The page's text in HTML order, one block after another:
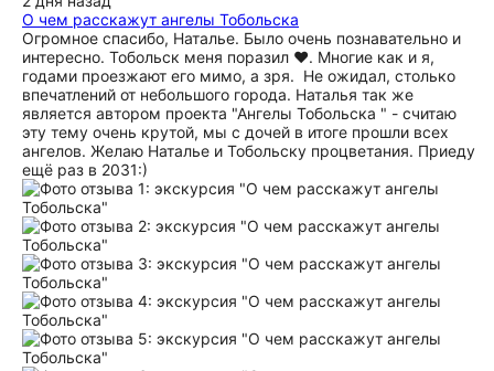
О чем расскажут ангелы Тобольска
Огромное спасибо, Наталье. Было очень познавательно и
интересно. Тобольск меня поразил ❤. Многие как и я,
годами проезжают его мимо, а зря. ️ Не ожидал, столько
впечатлений от небольшого города. Наталья так же
является автором проекта "Ангелы Тобольска " - считаю
эту тему очень крутой, мы с дочей в итоге прошли всех
ангелов. Желаю Наталье и Тобольску процветания. Приеду
ещё раз в 2031:)